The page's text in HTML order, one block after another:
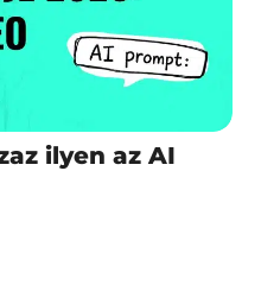
ilyen az AI